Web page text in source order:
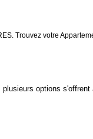
Trouvez votre
options s'offrent